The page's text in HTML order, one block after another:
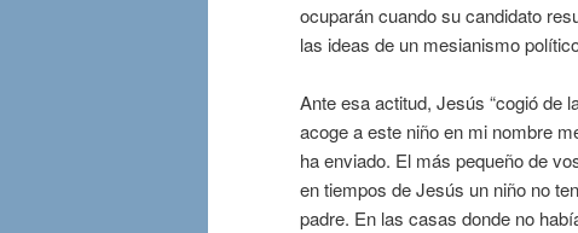
ocuparán cuando su candidato
las ideas de un mesianismo
Ante esa actitud, Jesús “cogió de
acoge a este niño en mi nombre
ha enviado. El más pequeño de
en tiempos de Jesús un niño no
padre. En las casas donde no